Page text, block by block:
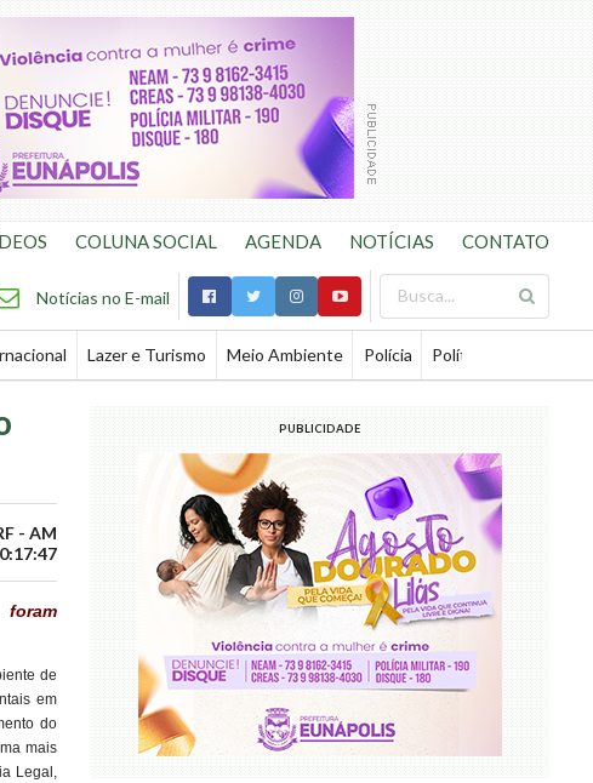
COLUNA SOCIAL AGENDA NOTÍCIAS CONTATO
Notícias no E-mail
Lazer e Turismo Meio Ambiente Polícia Política
- AM
de
em
do
mais
Legal,
PUBLICIDADE